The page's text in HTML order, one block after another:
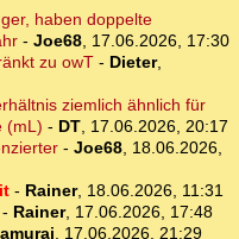
haben doppelte
- Joe68, 17.06.2026, 17:30
zu owT- Dieter,
ziemlich ähnlich für
(mL) - DT, 17.06.2026, 20:17
- Joe68, 18.06.2026,
- Rainer, 18.06.2026, 11:31
Rainer, 17.06.2026, 17:48
, 17.06.2026, 21:29